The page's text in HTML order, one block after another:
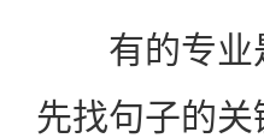
有的专业是
先找句子的